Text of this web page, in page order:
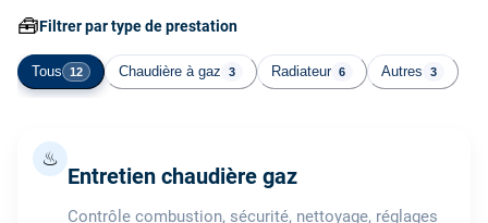
🧰Filtrer par type de prestation
Tous 12 Chaudière à gaz 3 Radiateur 6 Autres 3
♨
Entretien chaudière gaz
Contrôle combustion, sécurité, nettoyage, réglages